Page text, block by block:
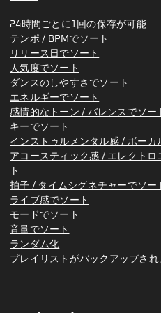
24時間ごとに1回の保存が可能
テンポ / BPMでソート
リリース日でソート
人気度でソート
ダンスのしやすさでソート
エネルギーでソート
感情的なトーン / バレンスでソー
キーでソート
インストゥルメンタル感 / ボーカ
アコースティック感 / エレクトロ
ト
拍子 / タイムシグネチャーでソー
ライブ感でソート
モードでソート
音量でソート
ランダム化
プレイリストがバックアップされ